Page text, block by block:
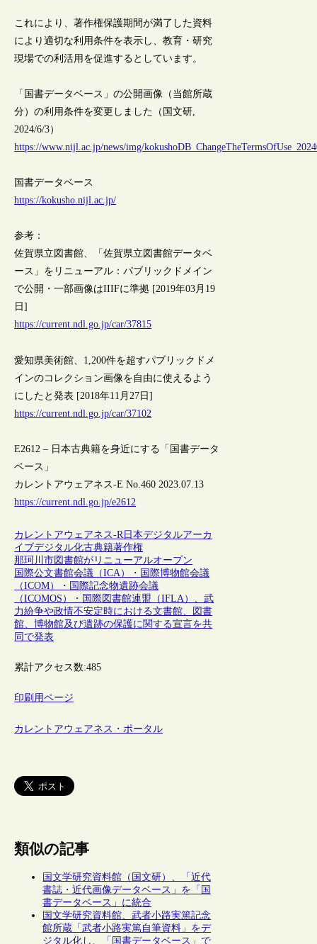
これにより、著作権保護期間が満了した資料
により適切な利用条件を表示し、教育・研究
現場での利活用を促進するとしています。
「国書データベース」の公開画像（当館所蔵
分）の利用条件を変更しました（国文研,
2024/6/3）
https://www.nijl.ac.jp/news/img/
国書データベース
https://kokusho.nijl.ac.jp/
参考：
佐賀県立図書館、「佐賀県立図書館データベ
ース」をリニューアル：パブリックドメイン
で公開・一部画像はIIIFに準拠 [2019年03月19
日]
https://current.ndl.go.jp/car/37815
愛知県美術館、1,200件を超すパブリックドメ
インのコレクション画像を自由に使えるよう
にしたと発表 [2018年11月27日]
https://current.ndl.go.jp/car/37102
E2612 – 日本古典籍を身近にする「国書データ
ベース」
カレントアウェアネス-E No.460 2023.07.13
https://current.ndl.go.jp/e2612
カレントアウェアネス-R日本デジタルアーカ
イブデジタル化古典籍著作権
那珂川市図書館がリニューアルオープン
国際公文書館会議（ICA）・国際博物館会議
（ICOM）・国際記念物遺跡会議
（ICOMOS）・国際図書館連盟（IFLA）、武
力紛争や政情不安定時における文書館、図書
館、博物館及び遺跡の保護に関する宣言を共
同で発表
累計アクセス数:485
印刷用ページ
カレントアウェアネス・ポータル
類似の記事
国文学研究資料館（国文研）、「近代
書誌・近代画像データベース」を「国
書データベース」に統合
国文学研究資料館、武者小路実篤記念
館所蔵「武者小路実篤自筆資料」をデ
ジタル化し、「国書データベース」で